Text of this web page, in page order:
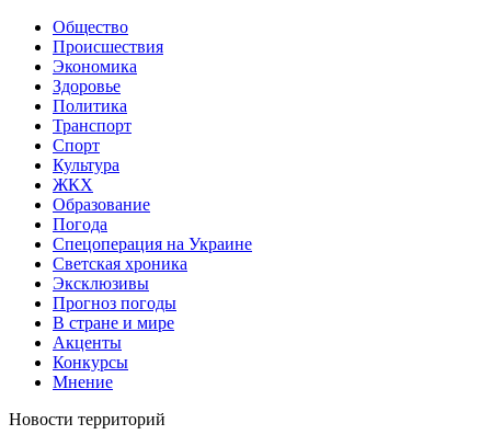
Общество
Происшествия
Экономика
Здоровье
Политика
Транспорт
Спорт
Культура
ЖКХ
Образование
Погода
Спецоперация на Украине
Светская хроника
Эксклюзивы
Прогноз погоды
В стране и мире
Акценты
Конкурсы
Мнение
Новости территорий